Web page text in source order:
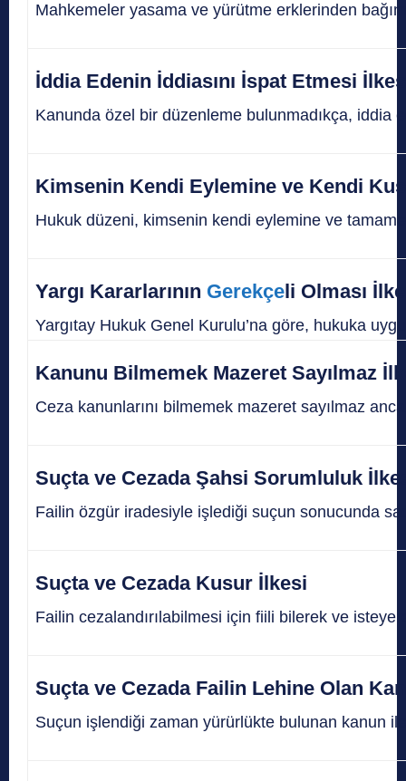
Mahkemeler yasama ve yürütme erklerinden
İddia Edenin İddiasını İspat Etmesi
Kanunda özel bir düzenleme bulunmadıkça, iddia
Kimsenin Kendi Eylemine ve Kendi
Hukuk düzeni, kimsenin kendi eylemine ve
Yargı Kararlarının Gerekçe li Olması
Yargıtay Hukuk Genel Kurulu’na göre, hukuka
Kanunu Bilmemek Mazeret Sayılmaz
Ceza kanunlarını bilmemek mazeret sayılmaz
Suçta ve Cezada Şahsi Sorumluluk
Failin özgür iradesiyle işlediği suçun sonucunda
Suçta ve Cezada Kusur İlkesi
Failin cezalandırılabilmesi için fiili bilerek ve
Suçta ve Cezada Failin Lehine Olan
Suçun işlendiği zaman yürürlükte bulunan kanun